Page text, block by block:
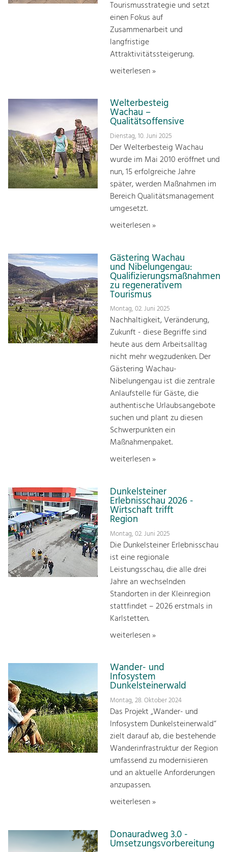
Tourismusstrategie und setzt
einen Fokus auf
Zusammenarbeit und
langfristige
Attraktivitätssteigerung.
weiterlesen »
Welterbesteig
Wachau –
Qualitätsoffensive
Dienstag, 10. Juni 2025
Der Welterbesteig Wachau
wurde im Mai 2010 eröffnet und
nun, 15 erfolgreiche Jahre
später, werden Maßnahmen im
Bereich Qualitätsmanagement
umgesetzt.
weiterlesen »
Gästering Wachau
und Nibelungengau:
Qualifizierungsmaßnahmen
zu regenerativem
Tourismus
Montag, 02. Juni 2025
Nachhaltigkeit, Veränderung,
Zukunft - diese Begriffe sind
heute aus dem Arbeitsalltag
nicht mehr wegzudenken. Der
Gästering Wachau-
Nibelungengau ist die zentrale
Anlaufstelle für Gäste, die
authentische Urlaubsangebote
suchen und plant zu diesen
Schwerpunkten ein
Maßnahmenpaket.
weiterlesen »
Dunkelsteiner
Erlebnisschau 2026 -
Wirtschaft trifft
Region
Montag, 02. Juni 2025
Die Dunkelsteiner Erlebnisschau
ist eine regionale
Leistungsschau, die alle drei
Jahre an wechselnden
Standorten in der Kleinregion
stattfindet – 2026 erstmals in
Karlstetten.
weiterlesen »
Wander- und
Infosystem
Dunkelsteinerwald
Montag, 28. Oktober 2024
Das Projekt „Wander- und
Infosystem Dunkelsteinerwald“
zielt darauf ab, die bestehende
Wanderinfrastruktur der Region
umfassend zu modernisieren
und an aktuelle Anforderungen
anzupassen.
weiterlesen »
Donauradweg 3.0 -
Umsetzungsvorbereitung